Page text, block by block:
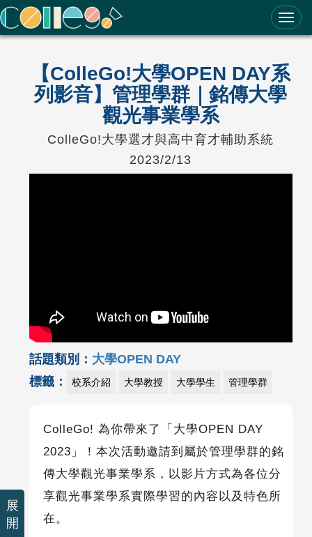
ColleGo! 大學選才與高中育才輔助系統
【ColleGo!大學OPEN DAY系
列影音】管理學群｜銘傳大學
觀光事業學系
ColleGo!大學選才與高中育才輔助系統
2023/2/13
話題類別： 大學OPEN DAY
標籤：
校系介紹 大學教授 大學學生 管理學群
ColleGo! 為你帶來了「大學OPEN DAY
2023」！本次活動邀請到屬於管理學群的銘
傳大學觀光事業學系，以影片方式為各位分
享觀光事業學系實際學習的內容以及特色所
在。
展
開